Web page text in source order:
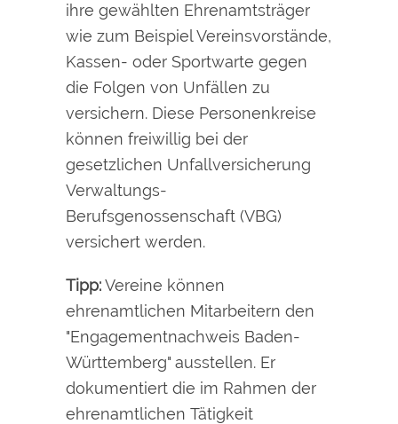
ihre gewählten Ehrenamtsträger
wie zum Beispiel Vereinsvorstände,
Kassen- oder Sportwarte gegen
die Folgen von Unfällen zu
versichern. Diese Personenkreise
können freiwillig bei der
gesetzlichen Unfallversicherung
Verwaltungs-
Berufsgenossenschaft (VBG)
versichert werden.
Tipp:Vereine können
ehrenamtlichen Mitarbeitern den
"Engagementnachweis Baden-
Württemberg" ausstellen. Er
dokumentiert die im Rahmen der
ehrenamtlichen Tätigkeit